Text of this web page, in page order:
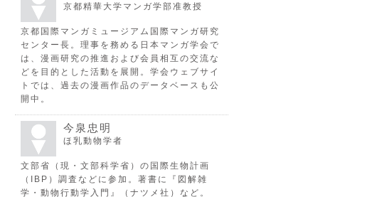
京都精華大学マンガ学部准教授
京都国際マンガミュージアム国際マンガ研究
センター長。理事を務める日本マンガ学会で
は、漫画研究の推進および会員相互の交流な
どを目的とした活動を展開。学会ウェブサイ
トでは、過去の漫画作品のデータベースも公
開中。
今泉忠明
ほ乳動物学者
文部省（現・文部科学省）の国際生物計画
（IBP）調査などに参加。著書に『図解雑
学・動物行動学入門』（ナツメ社）など。